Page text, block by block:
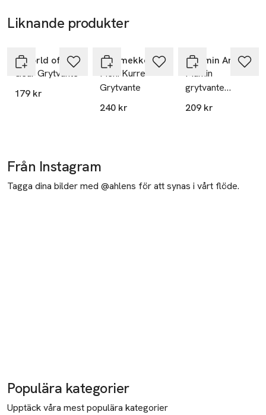
Liknande produkter
A World of Craft
Gear Grytvante
179 kr
Marimekko
Pieni Kurre
Grytvante
240 kr
Moomin Arabia
Mumin
grytvante
15x34 cm
209 kr
Från Instagram
Tagga dina bilder med @ahlens för att synas i vårt flöde.
Populära kategorier
Upptäck våra mest populära kategorier